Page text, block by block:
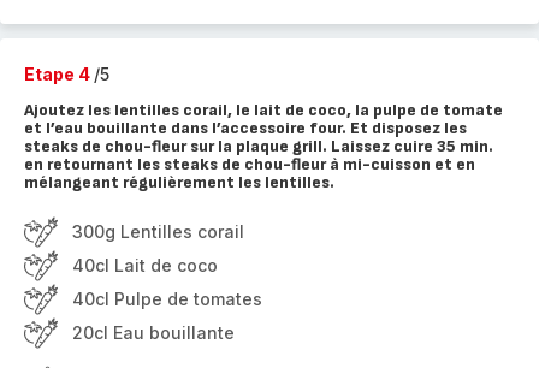
Etape 4 /5
Ajoutez les lentilles corail, le lait de coco, la pulpe de tomate
et l’eau bouillante dans l’accessoire four. Et disposez les
steaks de chou-fleur sur la plaque grill. Laissez cuire 35 min.
en retournant les steaks de chou-fleur à mi-cuisson et en
mélangeant régulièrement les lentilles.
300g Lentilles corail
40cl Lait de coco
40cl Pulpe de tomates
20cl Eau bouillante